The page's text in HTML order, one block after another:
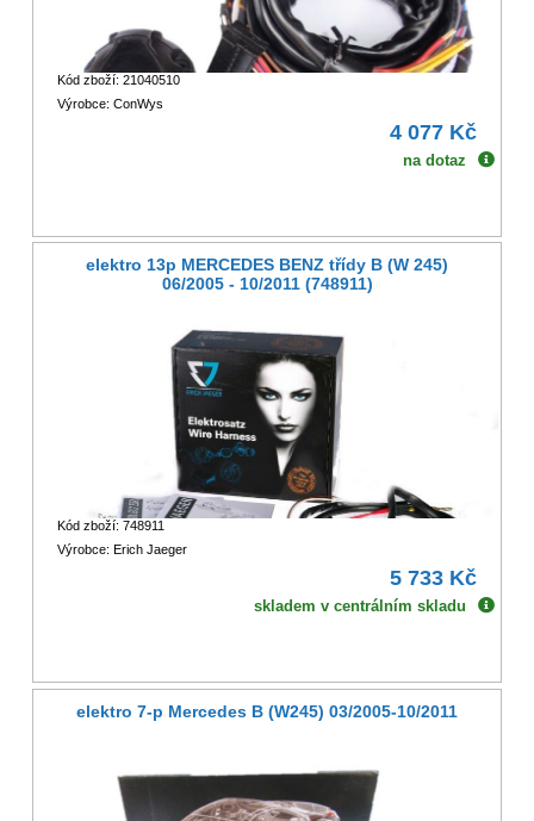
Kód zboží: 21040510
Výrobce: ConWys
4 077 Kč
na dotaz
elektro 13p MERCEDES BENZ třídy B (W 245)
06/2005 - 10/2011 (748911)
Kód zboží: 748911
Výrobce: Erich Jaeger
5 733 Kč
skladem v centrálním skladu
elektro 7-p Mercedes B (W245) 03/2005-10/2011